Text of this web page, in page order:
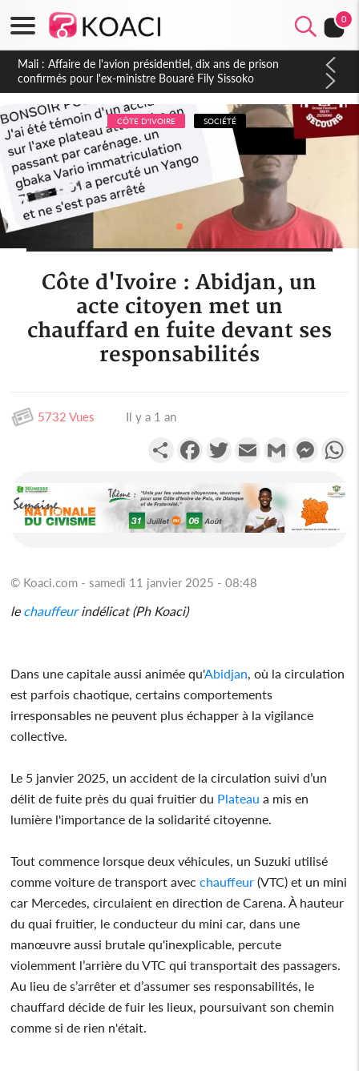
0
Nigeria : Le Togo et le Cameroun principaux acheteurs des
produits de la raffinerie Dangote en juillet
CÔTE D'IVOIRE SOCIÉTÉ
Côte d'Ivoire : Abidjan, un
acte citoyen met un
chauffard en fuite devant ses
responsabilités
5732 Vues Il y a 1 an
PartagerFacebookTwitterEmail Gmail
© Koaci.com - samedi 11 janvier 2025 - 08:48
le chauffeurindélicat (Ph Koaci)
Dans une capitale aussi animée qu'Abidjan, où la circulation
est parfois chaotique, certains comportements
irresponsables ne peuvent plus échapper à la vigilance
collective.
Le 5 janvier 2025, un accident de la circulation suivi d’un
délit de fuite près du quai fruitier du Plateau a mis en
lumière l'importance de la solidarité citoyenne.
Tout commence lorsque deux véhicules, un Suzuki utilisé
comme voiture de transport avecchauffeur (VTC) et un mini
car Mercedes, circulaient en direction de Carena. À hauteur
du quai fruitier, le conducteur du mini car, dans une
manœuvre aussi brutale qu'inexplicable, percute
violemment l’arrière du VTC qui transportait des passagers.
Au lieu de s’arrêter et d’assumer ses responsabilités, le
chauffard décide de fuir les lieux, poursuivant son chemin
comme si de rien n'était.